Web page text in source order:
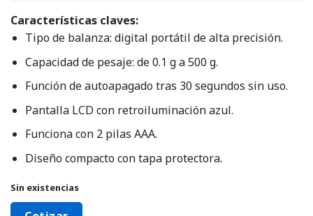
Características claves:
Tipo de balanza: digital portátil de alta precisión.
Capacidad de pesaje: de 0.1 g a 500 g.
Función de autoapagado tras 30 segundos sin uso.
Pantalla LCD con retroiluminación azul.
Funciona con 2 pilas AAA.
Diseño compacto con tapa protectora.
Sin existencias